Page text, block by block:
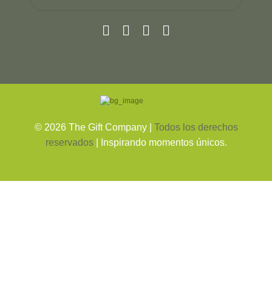
© 2026The Gift Company | Todos los derechos
reservados
| Inspirando momentos únicos.